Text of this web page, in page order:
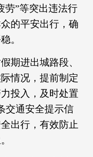
劳”等突出违法行
的平安出行，确
。
期进出城路段、
情况，提前制定
投入，及时处置
交通安全提示信
出行，有效防止